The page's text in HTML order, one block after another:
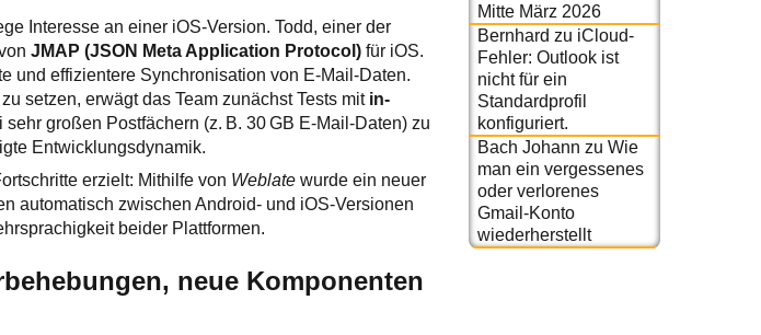
Interesse an einer iOS-Version. Todd, einer der
JMAP (JSON Meta Application Protocol) für iOS.
und effizientere Synchronisation von E-Mail-Daten.
setzen, erwägt das Team zunächst Tests mit in-
großen Postfächern (z. B. 30 GB E-Mail-Daten) zu
Entwicklungsdynamik.
erzielt: Mithilfe von Weblate wurde ein neuer
automatisch zwischen Android- und iOS-Versionen
beider Plattformen.
neue Komponenten
Mitte März 2026
Bernhard zu iCloud-
Fehler: Outlook ist
nicht für ein
Standardprofil
konfiguriert.
Bach Johann zu Wie
man ein vergessenes
oder verlorenes
Gmail-Konto
wiederherstellt